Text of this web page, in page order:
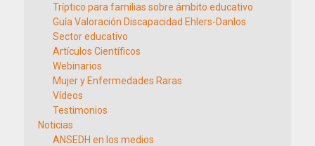
Tríptico para familias sobre ámbito educativo
Guía Valoración Discapacidad Ehlers-Danlos
Sector educativo
Artículos Científicos
Webinarios
Mujer y Enfermedades Raras
Vídeos
Testimonios
Noticias
ANSEDH en los medios